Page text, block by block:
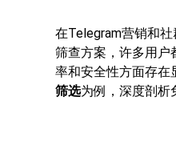
在Telegram营销和
筛查方案，许多用户
率和安全性方面存在
筛选为例，深度剖析